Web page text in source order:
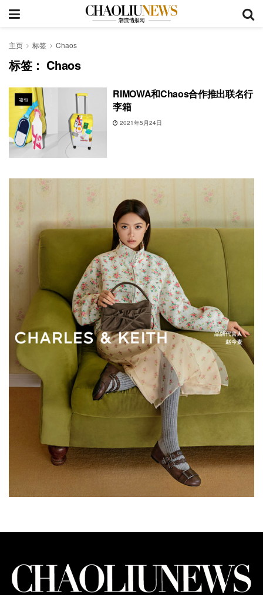
主页 标签 Chaos
标签： Chaos
箱包
RIMOWA和Chaos合作推出联名行
李箱
2021年5月24日